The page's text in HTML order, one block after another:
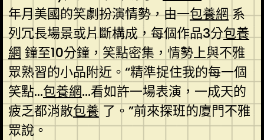
年月美國的笑劇扮演情勢，由一包養網系
列冗長場景或片斷構成，每個作品3分包養
網 鐘至10分鐘，笑點密集，情勢上與不雅
眾熟習的小品附近。“精準捉住我的每一個
笑點…包養網…看如許一場表演，一成天的
疲乏都消散包養 了。”前來探班的廈門不雅
眾說。